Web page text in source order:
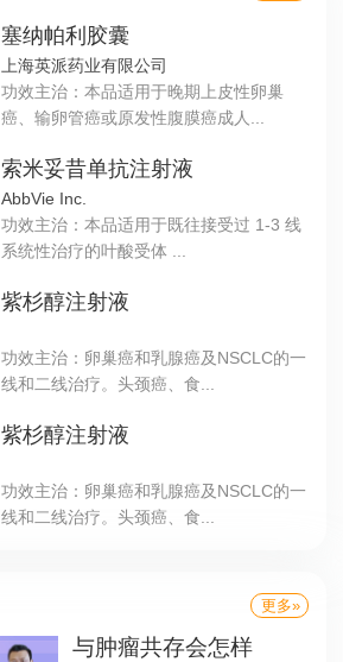
塞纳帕利胶囊
上海英派药业有限公司
功效主治：本品适用于晚期上皮性卵巢
癌、输卵管癌或原发性腹膜癌成人...
索米妥昔单抗注射液
AbbVie Inc.
功效主治：本品适用于既往接受过 1-3 线
系统性治疗的叶酸受体 ...
紫杉醇注射液
功效主治：卵巢癌和乳腺癌及NSCLC的一
线和二线治疗。头颈癌、食...
紫杉醇注射液
功效主治：卵巢癌和乳腺癌及NSCLC的一
线和二线治疗。头颈癌、食...
更多»
与肿瘤共存会怎样